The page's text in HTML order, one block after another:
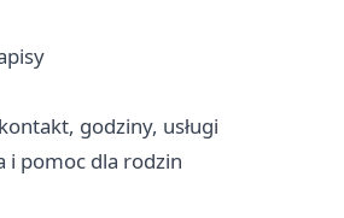
godziny, usługi
i pomoc dla rodzin